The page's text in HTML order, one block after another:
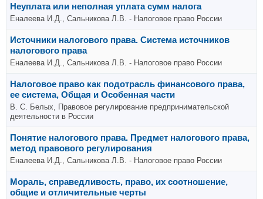
Неуплата или неполная уплата сумм налога
Еналеева И.Д., Сальникова Л.В. - Налоговое право России
Источники налогового права. Система источников
налогового права
Еналеева И.Д., Сальникова Л.В. - Налоговое право России
Налоговое право как подотрасль финансового права,
ее система, Общая и Особенная части
В. С. Белых, Правовое регулирование предпринимательской
деятельности в России
Понятие налогового права. Предмет налогового права,
метод правового регулирования
Еналеева И.Д., Сальникова Л.В. - Налоговое право России
Мораль, справедливость, право, их соотношение,
общие и отличительные черты